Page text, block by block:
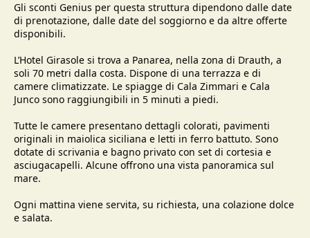
Gli sconti Genius per questa struttura dipendono dalle date
di prenotazione, dalle date del soggiorno e da altre offerte
disponibili.
L’Hotel Girasole si trova a Panarea, nella zona di Drauth, a
soli 70 metri dalla costa. Dispone di una terrazza e di
camere climatizzate. Le spiagge di Cala Zimmari e Cala
Junco sono raggiungibili in 5 minuti a piedi.
Tutte le camere presentano dettagli colorati, pavimenti
originali in maiolica siciliana e letti in ferro battuto. Sono
dotate di scrivania e bagno privato con set di cortesia e
asciugacapelli. Alcune offrono una vista panoramica sul
mare.
Ogni mattina viene servita, su richiesta, una colazione dolce
e salata.